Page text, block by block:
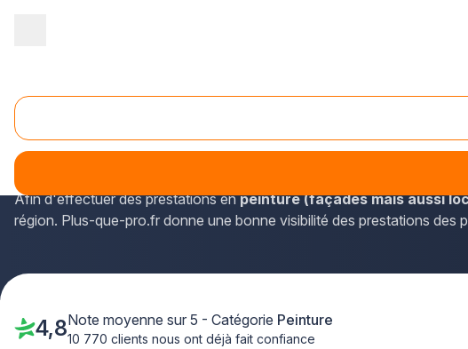
Peinture Eysines (33320)
Pour accéder aux coordonnées des peintres en bâtiment disponibles
Gironde et de l'Aquitaine y sont recensés.
Afin d'effectuer des prestations enpeinture (façades mais aussi
région. Plus-que-pro.fr donne une bonne visibilité des prestations
4,8Note moyenne sur 5 - Catégorie Peinture
10 770 clients nous ont déjà fait confiance